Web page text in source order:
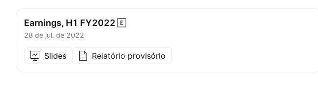
Earnings, H1 FY2022
28 de jul. de 2022
Slides Relatório provisório